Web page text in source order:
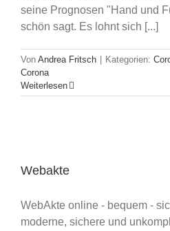
seine Prognosen "Hand und
schön sagt. Es lohnt sich [...]
Von Andrea Fritsch Kategorien:
Corona
Weiterlesen
Webakte
WebAkte online - bequem -
moderne, sichere und